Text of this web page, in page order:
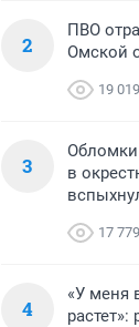
2
ПВО
Омской
19 019
3
в
17 779
4
«У меня